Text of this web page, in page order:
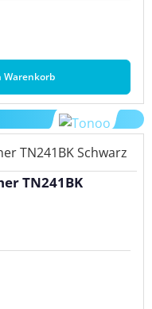
Preis:
Warenkorb
TN241BK